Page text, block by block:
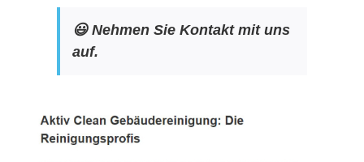
😃 Nehmen Sie Kontakt mit uns
auf.